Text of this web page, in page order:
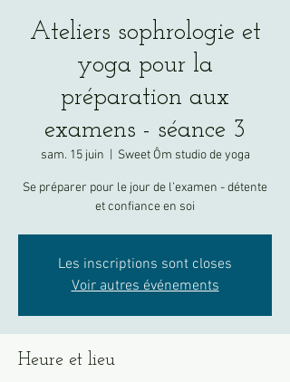
Ateliers sophrologie et
yoga pour la
préparation aux
examens - séance 3
sam. 15 juin Sweet Ôm studio de yoga
Se préparer pour le jour de l’examen - détente
et confiance en soi
Les inscriptions sont closes
Voir autres événements
Heure et lieu